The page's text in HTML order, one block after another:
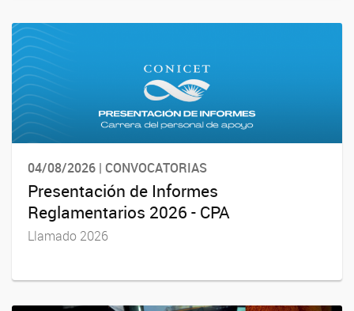
04/08/2026 | CONVOCATORIAS
Presentación de Informes
Reglamentarios 2026 - CPA
Llamado 2026